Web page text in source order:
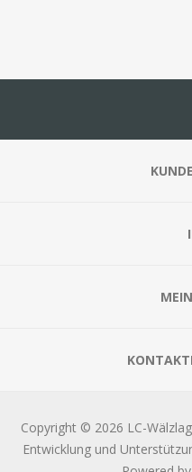
Copyright © 2026 LC-
Entwicklung und